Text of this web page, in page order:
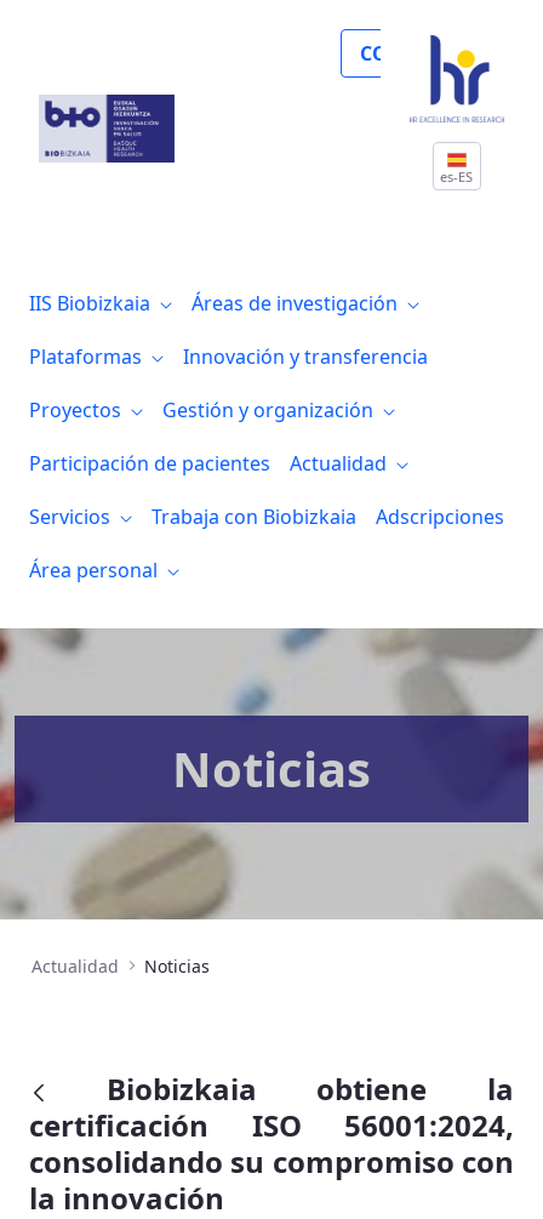
COLABORA
es-ES
IIS Biobizkaia
Áreas de investigación
Plataformas
Innovación y transferencia
Proyectos
Gestión y organización
Participación de pacientes
Actualidad
Servicios
Trabaja con Biobizkaia
Adscripciones
Área personal
Noticias
Actualidad Noticias
Biobizkaia obtiene la
certificación ISO 56001:2024,
consolidando su compromiso con
la innovación